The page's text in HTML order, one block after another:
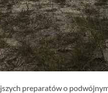
preparatów o